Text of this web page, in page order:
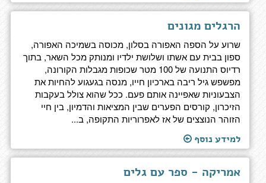
הרגלים מגונים
שרוע על הספה האפורה בסלון, מכוסה בשמיכה האפורה,
ספון בבית עם אשתו ושלושת ילדיו ומנותק מכל השאר, בתוך
רדיוס התנועה של 100 מטר שכופות מגבלות הקורונה,
מפשפש גיל ריבה בארכיון חייו, מנסה בגעגוע להחיות את
הצבעוניות שאפיינה אותם פעם. ככל שהוא צולל בעקבות
הזיכרון, קורסים הפערים שבין המציאות והדמיון, בין חיי
הזוהר הנוצצים של אז לאפרוריות התקופה, ב...
למידע נוסף
אמריקה - ספר עם גלים